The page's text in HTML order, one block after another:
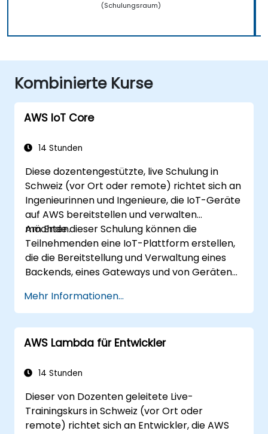
(Schulungsraum)
Kombinierte Kurse
AWS IoT Core
14 Stunden
Diese dozentengestützte, live Schulung in
Schweiz (vor Ort oder remote) richtet sich an
Ingenieurinnen und Ingenieure, die IoT-Geräte
auf AWS bereitstellen und verwalten
möchten.
Am Ende dieser Schulung können die
Teilnehmenden eine IoT-Plattform erstellen,
die die Bereitstellung und Verwaltung eines
Backends, eines Gateways und von Geräten
Mehr Informationen...
AWS Lambda für Entwickler
14 Stunden
Dieser von Dozenten geleitete Live-
Trainingskurs in Schweiz (vor Ort oder
remote) richtet sich an Entwickler, die AWS